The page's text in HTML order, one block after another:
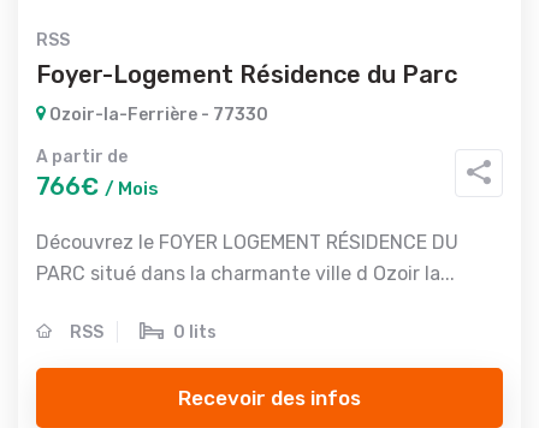
RSS
Foyer-Logement Résidence du Parc
Ozoir-la-Ferrière - 77330
A partir de
766€ / Mois
Découvrez le FOYER LOGEMENT RÉSIDENCE DU
PARC situé dans la charmante ville d Ozoir la...
RSS 0 lits
Recevoir des infos